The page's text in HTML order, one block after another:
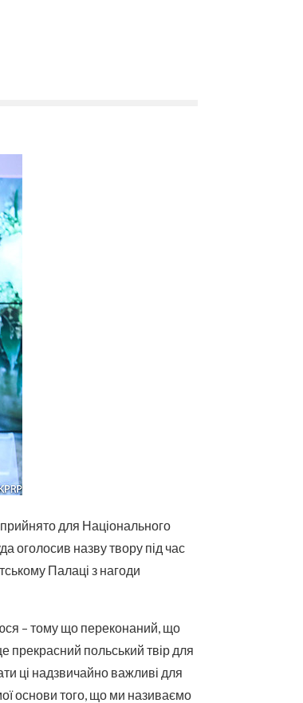
для Національного
оголосив назву твору під час
Палаці з нагоди
– тому що переконаний, що
прекрасний польський твір для
ці надзвичайно важливі для
основи того, що ми називаємо